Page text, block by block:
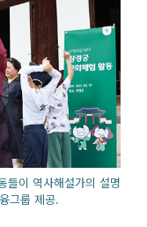
들이 역사해설가의 설명
그룹 제공.